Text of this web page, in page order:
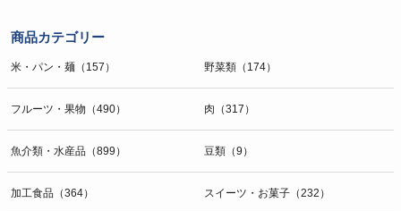
商品カテゴリー
米・パン・麺（157） 野菜類（174）
フルーツ・果物（490） 肉（317）
魚介類・水産品（899） 豆類（9）
加工食品（364） スイーツ・お菓子（232）